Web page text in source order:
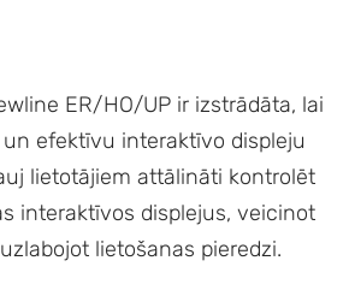
ER/HO/UP ir izstrādāta, lai
efektīvu interaktīvo displeju
lietotājiem attālināti kontrolēt
interaktīvos displejus, veicinot
lietošanas pieredzi.